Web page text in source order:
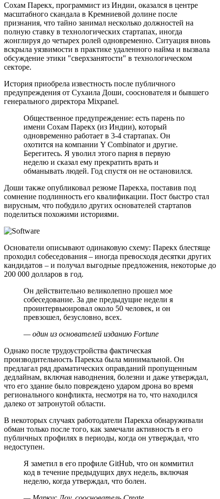
Сохам Парекх, программист из Индии, оказался в центре
масштабного скандала в Кремниевой долине после
признания, что тайно занимал несколько должностей на
полную ставку в технологических стартапах, иногда
жонглируя до четырех ролей одновременно. Ситуация вновь
вскрыла уязвимости в практике удаленного найма и вызвала
обсуждение этики "сверхзанятости" в технологическом
секторе.
История приобрела известность после публичного
предупреждения от Сухаила Доши, сооснователя и бывшего
генерального директора Mixpanel.
Общественное предупреждение: есть парень по
имени Сохам Парекх (из Индии), который
одновременно работает в 3-4 стартапах. Он
охотится на компании Y Combinator и другие.
Берегитесь. Я уволил этого парня в первую
неделю и сказал ему прекратить врать и
обманывать людей. Год спустя он не остановился.
Доши также опубликовал резюме Парекха, поставив под
сомнение подлинность его квалификации. Пост быстро стал
вирусным, что побудило других основателей стартапов
поделиться похожими историями.
Основатели описывают одинаковую схему: Парекх блестяще
проходил собеседования – иногда превосходя десятки других
кандидатов – и получал выгодные предложения, некоторые до
200 000 долларов в год.
Он действительно великолепно прошел мое
собеседование. За две предыдущие недели я
проинтервьюировал около 50 человек, и он
превзошел, безусловно, всех.
— один из основателей изданию Fortune
Однако после трудоустройства фактическая
производительность Парекха была минимальной. Он
предлагал ряд драматических оправданий пропущенным
дедлайнам, включая наводнения, болезни и даже утверждал,
что его здание было повреждено ударом дрона во время
регионального конфликта, несмотря на то, что находился
далеко от затронутой области.
В некоторых случаях работодатели Парекха обнаруживали
обман только после того, как замечали активность в его
публичных профилях в периоды, когда он утверждал, что
недоступен.
Я заметил в его профиле GitHub, что он коммитил
код в течение предыдущих двух недель, включая
неделю, когда утверждал, что болен.